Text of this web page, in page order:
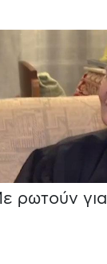
ρωτούν